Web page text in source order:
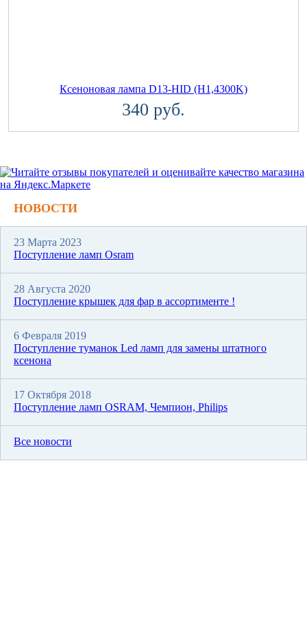
Ксеноновая лампа D13-HID (H1,4300K)
340 руб.
НОВОСТИ
23 Марта 2023
Поступление ламп Osram
28 Августа 2020
Поступление крышек для фар в ассортименте !
6 Февраля 2019
Поступление туманок Led ламп для замены штатного
ксенона
17 Октября 2018
Поступление ламп OSRAM, Чемпион, Philips
Все новости